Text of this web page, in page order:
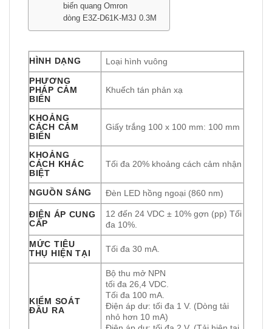
biến quang Omron
dòng E3Z-D61K-M3J 0.3M
HÌNH DẠNG
Loại hình vuông
PHƯƠNG
PHÁP CẢM
BIẾN
Khuếch tán phản xạ
KHOẢNG
CÁCH CẢM
BIẾN
Giấy trắng 100 x 100 mm: 100 mm
KHOẢNG
CÁCH KHÁC
BIỆT
Tối đa 20% khoảng cách cảm nhận
NGUỒN SÁNG Đèn LED hồng ngoại (860 nm)
ĐIỆN ÁP CUNG
CẤP
12 đến 24 VDC ± 10% gợn (pp) Tối
đa 10%.
MỨC TIÊU
THỤ HIỆN TẠI
Tối đa 30 mA.
KIỂM SOÁT
ĐẦU RA
Bộ thu mở NPN
tối đa 26,4 VDC.
Tối đa 100 mA.
Điện áp dư: tối đa 1 V. (Dòng tải
nhỏ hơn 10 mA)